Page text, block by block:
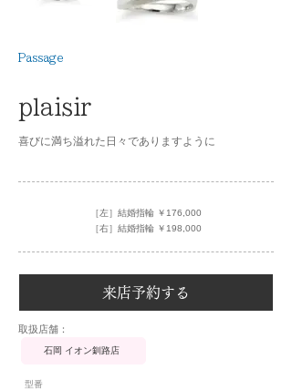
Passage
plaisir
喜びに満ち溢れた日々でありますように
［左］結婚指輪 ￥176,000
［右］結婚指輪 ￥198,000
来店予約する
​取扱店舗：
石岡 イオン釧路店
型番